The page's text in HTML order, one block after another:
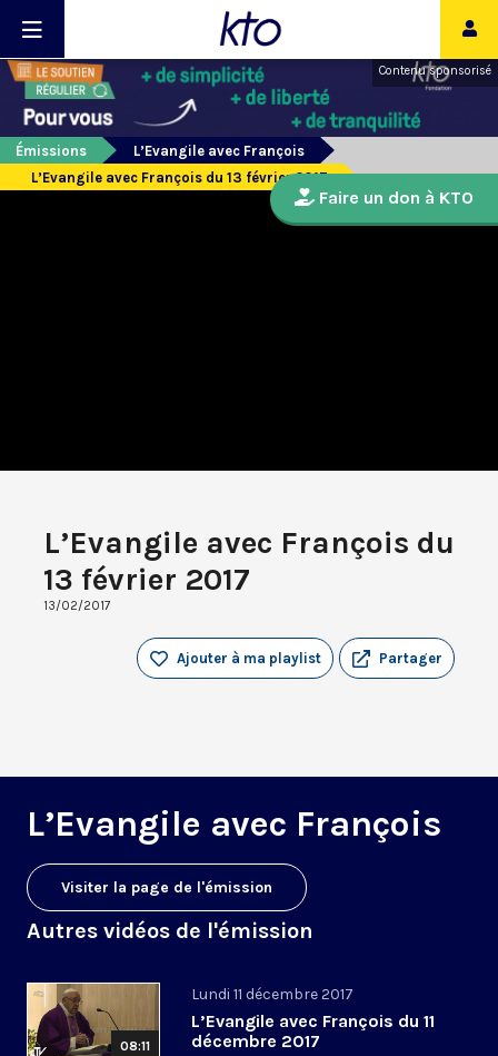
Contenu sponsorisé
Émissions
L’Evangile avec François
L’Evangile avec François du 13 février 2017
L’Evangile avec François du
13 février 2017
13/02/2017
Partager
Ajouter à ma playlist
L’Evangile avec François
Visiter la page de l'émission
Autres vidéos de l'émission
08:11
Lundi 11 décembre 2017
L’Evangile avec François du 11
décembre 2017
Faire un don à KTO